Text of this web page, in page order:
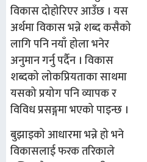
विकास दोहोरिएर आउँछ । यस
अर्थमा विकास भन्ने शब्द कसैको
लागि पनि नयाँ होला भनेर
अनुमान गर्नु पर्दैन । विकास
शब्दको लोकप्रियताका साथमा
यसको प्रयोग पनि व्यापक र
विविध प्रसङ्गमा भएको पाइन्छ ।
बुझाइको आधारमा भन्ने हो भने
विकासलाई फरक तरिकाले